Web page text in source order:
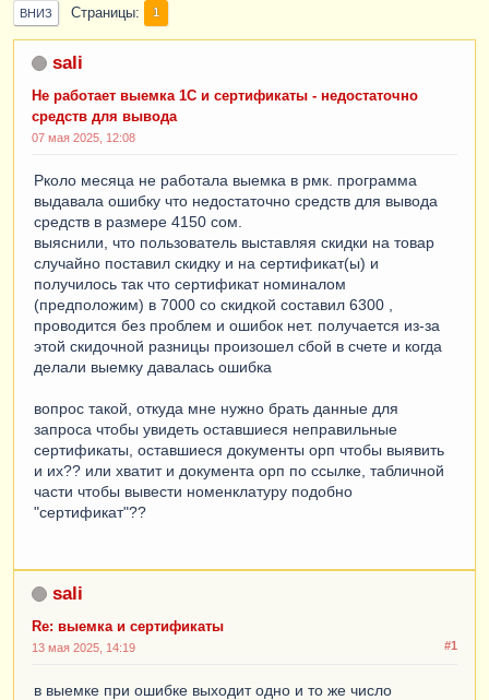
ВНИЗ Страницы 1
sali
Не работает выемка 1С и сертификаты - недостаточно
средств для вывода
07 мая 2025, 12:08
Рколо месяца не работала выемка в рмк. программа
выдавала ошибку что недостаточно средств для вывода
средств в размере 4150 сом.
выяснили, что пользователь выставляя скидки на товар
случайно поставил скидку и на сертификат(ы) и
получилось так что сертификат номиналом
(предположим) в 7000 со скидкой составил 6300 ,
проводится без проблем и ошибок нет. получается из-за
этой скидочной разницы произошел сбой в счете и когда
делали выемку давалась ошибка
вопрос такой, откуда мне нужно брать данные для
запроса чтобы увидеть оставшиеся неправильные
сертификаты, оставшиеся документы орп чтобы выявить
и их?? или хватит и документа орп по ссылке, табличной
части чтобы вывести номенклатуру подобно
"сертификат"??
sali
Re: выемка и сертификаты
#1
13 мая 2025, 14:19
в выемке при ошибке выходит одно и то же число